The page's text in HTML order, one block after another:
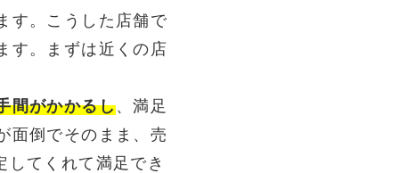
す。こうした店舗で
す。まずは近くの店
間がかかるし、満足
面倒でそのまま、売
てくれて満足でき